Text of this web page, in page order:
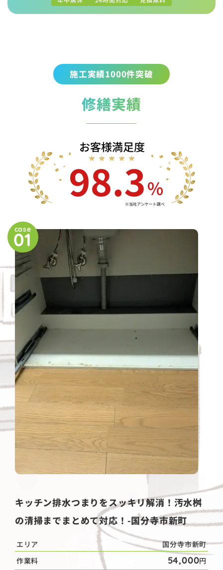
施工実績1000件突破
修繕実績
case
01
キッチン排水つまりをスッキリ解消！汚水桝
の清掃までまとめて対応！-国分寺市新町
エリア
国分寺市新町
作業料
54,000円